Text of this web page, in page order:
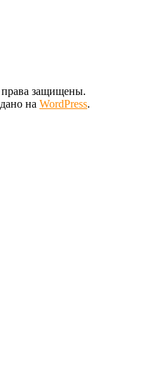
права защищены.
на WordPress.